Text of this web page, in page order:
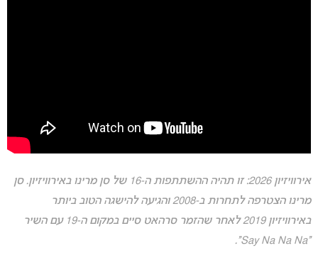
אירוויזיון 2026: זו תהיה ההשתתפות ה-16 של סן מרינו באירוויזיון. סן
מרינו הצטרפה לתחרות ב-2008 והגיעה להישגה הטוב ביותר
באירוויזיון 2019 לאחר שהזמר סרהאט סיים במקום ה-19 עם השיר
“Say Na Na Na”.